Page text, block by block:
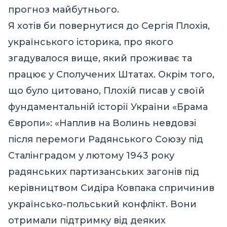
прогноз майбутнього.
Я хотів би повернутися до Сергія Плохія,
українського історика, про якого
згадувалося вище, який проживає та
працює у Сполучених Штатах. Окрім того,
що було цитовано, Плохій писав у своїй
фундаментальній історії України «Брама
Європи»: «Наплив на Волинь невдовзі
після перемоги Радянського Союзу під
Сталінградом у лютому 1943 року
радянських партизанських загонів під
керівництвом Сидіра Ковпака спричинив
українсько-польський конфлікт. Вони
отримали підтримку від деяких